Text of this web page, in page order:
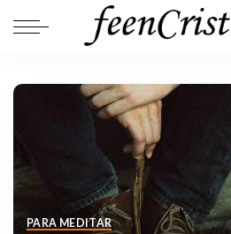
PARA MEDITAR